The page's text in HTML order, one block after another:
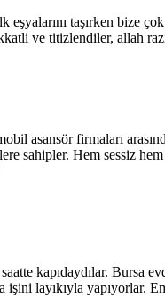
taşırken bize çok
ve titizlendiler, allah
asansör firmaları
sahipler. Hem sessiz
kapıdaydılar. Bursa
işini layıkıyla yapıyorlar.